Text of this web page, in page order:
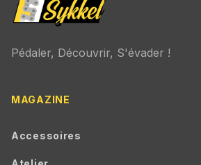
Pédaler, Découvrir, S'évader !
MAGAZINE
Accessoires